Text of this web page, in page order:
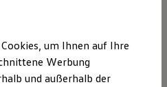
& Apps
für Ihren ID. Buzz
für Ihren Transporter/Caravelle
für Ihren Amarok
für andere Modelle
öst­li­che Meck­len­burg-
um Ihnen auf Ihre
Werbung
und außerhalb der